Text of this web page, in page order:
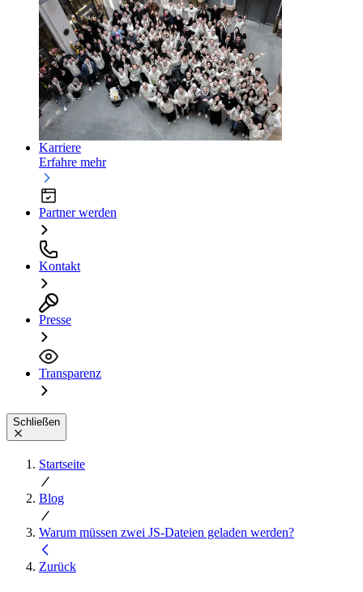
Karriere
Erfahre mehr
Partner werden
Kontakt
Presse
Transparenz
Schließen
Startseite
Blog
Warum müssen zwei JS-Dateien geladen werden?
Zurück